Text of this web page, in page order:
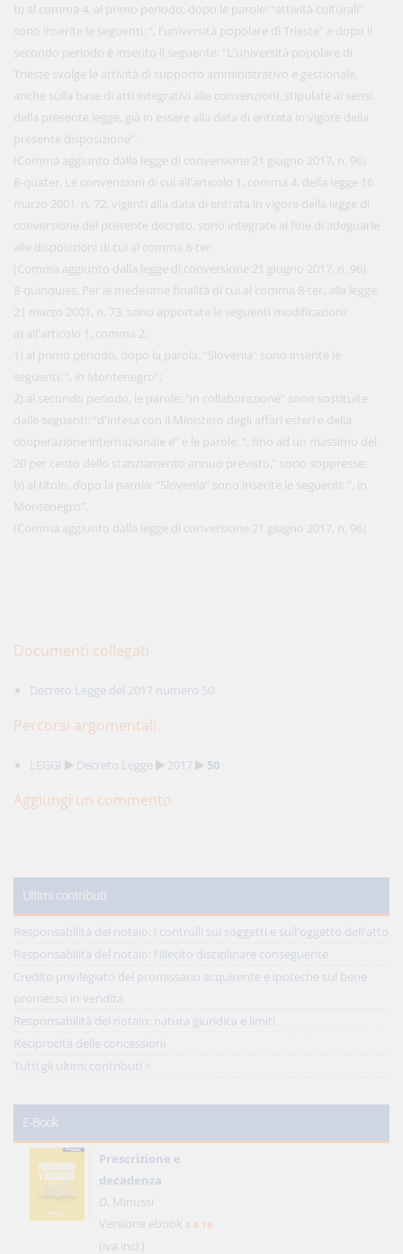
b) al comma 4, al primo periodo, dopo le parole: “attività culturali”
sono inserite le seguenti: “, l'università popolare di Trieste” e dopo il
secondo periodo è inserito il seguente: “L'università popolare di
Trieste svolge le attività di supporto amministrativo e gestionale,
anche sulla base di atti integrativi alle convenzioni, stipulate ai sensi
della presente legge, già in essere alla data di entrata in vigore della
presente disposizione”.
(Comma aggiunto dalla legge di conversione 21 giugno 2017, n. 96)
8-quater. Le convenzioni di cui all'articolo 1, comma 4, della legge 16
marzo 2001, n. 72, vigenti alla data di entrata in vigore della legge di
conversione del presente decreto, sono integrate al fine di adeguarle
alle disposizioni di cui al comma 8-ter.
(Comma aggiunto dalla legge di conversione 21 giugno 2017, n. 96)
8-quinquies. Per le medesime finalità di cui al comma 8-ter, alla legge
21 marzo 2001, n. 73, sono apportate le seguenti modificazioni:
a) all'articolo 1, comma 2:
1) al primo periodo, dopo la parola: “Slovenia” sono inserite le
seguenti: “, in Montenegro”;
2) al secondo periodo, le parole: “in collaborazione” sono sostituite
dalle seguenti: “d'intesa con il Ministero degli affari esteri e della
cooperazione internazionale e” e le parole: “, fino ad un massimo del
20 per cento dello stanziamento annuo previsto,” sono soppresse;
b) al titolo, dopo la parola: “Slovenia” sono inserite le seguenti: “, in
Montenegro”.
(Comma aggiunto dalla legge di conversione 21 giugno 2017, n. 96)
Documenti collegati
Decreto Legge del 2017 numero 50
Percorsi argomentali
LEGGI Decreto Legge 2017 50
Aggiungi un commento
Ultimi contributi
Responsabilità del notaio: i controlli sui soggetti e sull'oggetto dell'atto
Responsabilità del notaio: l'illecito disciplinare conseguente
Credito privilegiato del promissario acquirente e ipoteche sul bene
promesso in vendita
Responsabilità del notaio: natura giuridica e limiti
Reciprocità delle concessioni
Tutti gli ultimi contributi >
E-Book
Prescrizione e
decadenza
D. Minussi
Versione ebook € 4,19
(iva incl.)